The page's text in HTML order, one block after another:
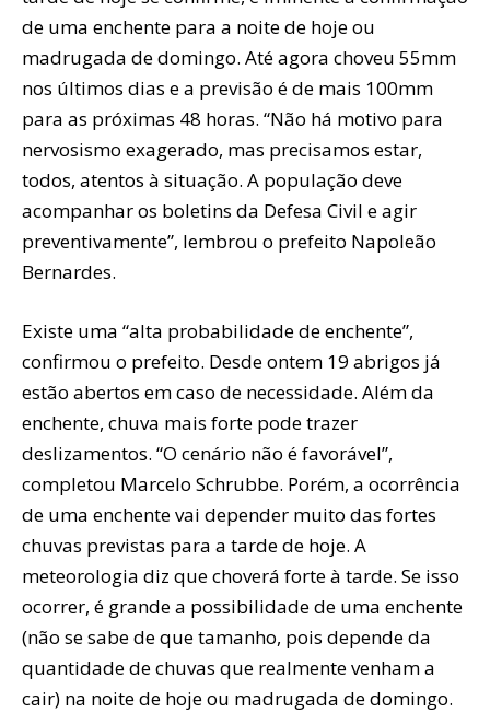
de uma enchente para a noite de hoje ou
madrugada de domingo. Até agora choveu 55mm
nos últimos dias e a previsão é de mais 100mm
para as próximas 48 horas. “Não há motivo para
nervosismo exagerado, mas precisamos estar,
todos, atentos à situação. A população deve
acompanhar os boletins da Defesa Civil e agir
preventivamente”, lembrou o prefeito Napoleão
Bernardes.
Existe uma “alta probabilidade de enchente”,
confirmou o prefeito. Desde ontem 19 abrigos já
estão abertos em caso de necessidade. Além da
enchente, chuva mais forte pode trazer
deslizamentos. “O cenário não é favorável”,
completou Marcelo Schrubbe. Porém, a ocorrência
de uma enchente vai depender muito das fortes
chuvas previstas para a tarde de hoje. A
meteorologia diz que choverá forte à tarde. Se isso
ocorrer, é grande a possibilidade de uma enchente
(não se sabe de que tamanho, pois depende da
quantidade de chuvas que realmente venham a
cair) na noite de hoje ou madrugada de domingo.